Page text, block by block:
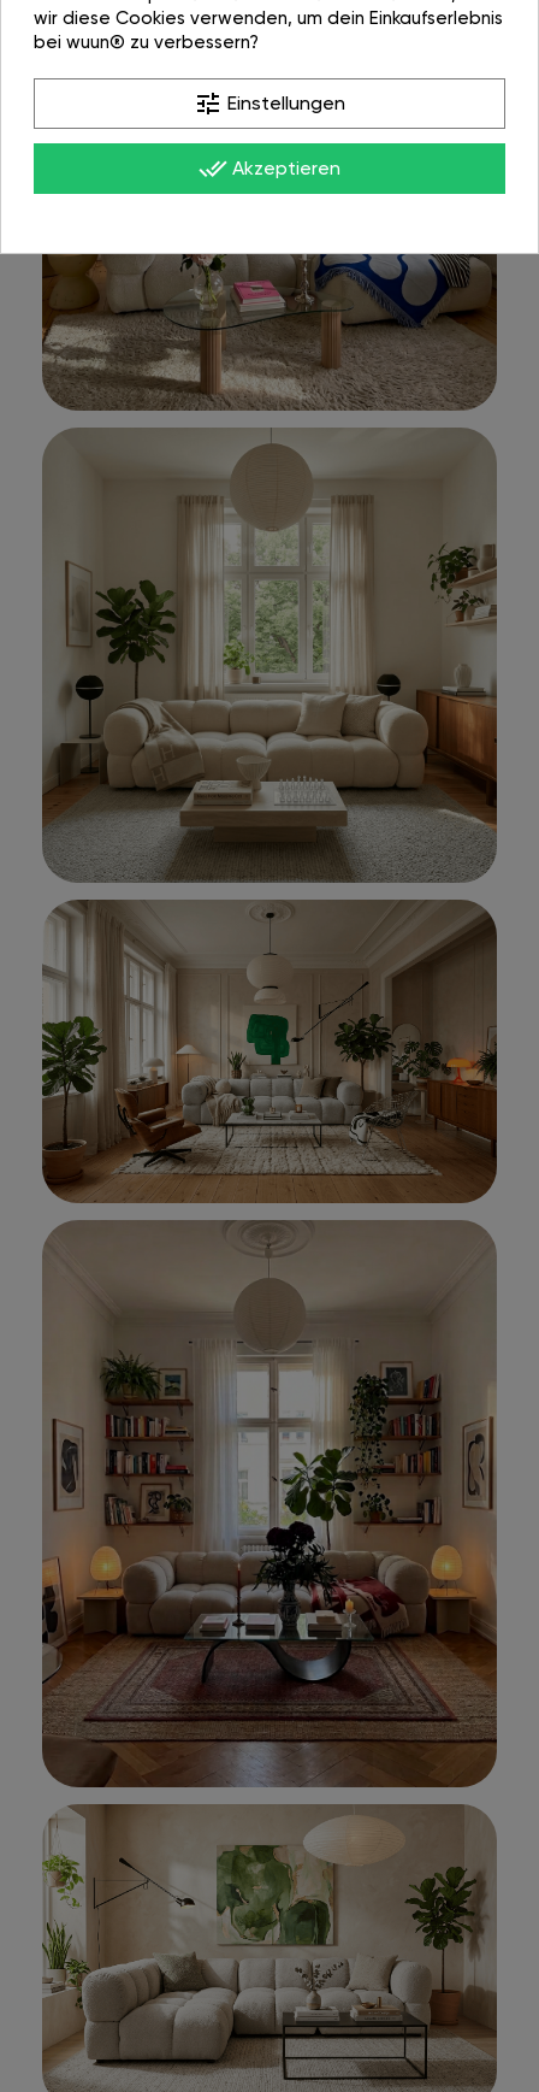
wir diese Cookies verwenden, um dein Einkaufserlebnis
bei wuun® zu verbessern?
tune Einstellungen
done_all Akzeptieren